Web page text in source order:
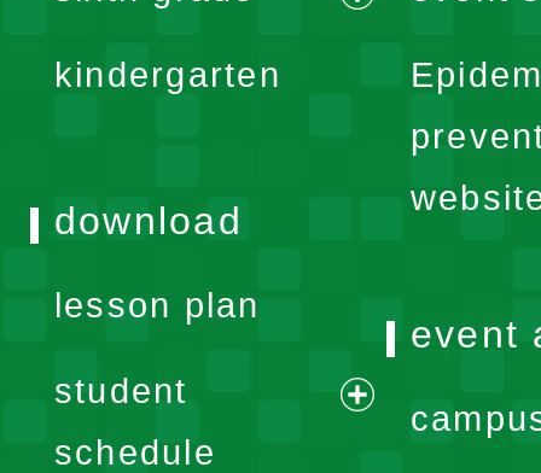
menu
kindergarten
download
lesson plan
student
schedule
expand
event